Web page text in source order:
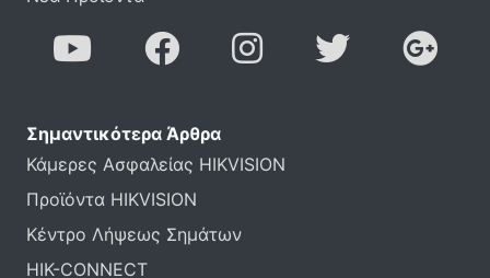
Σημαντικότερα Άρθρα
Κάμερες Ασφαλείας HIKVISION
Προϊόντα HIKVISION
Κέντρο Λήψεως Σημάτων
HIK-CONNECT